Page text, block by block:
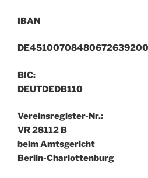
IBAN
DE45100708480672639200
BIC:
DEUTDEDB110
Vereinsregister-Nr.:
VR 28112 B
beim Amtsgericht
Berlin-Charlottenburg